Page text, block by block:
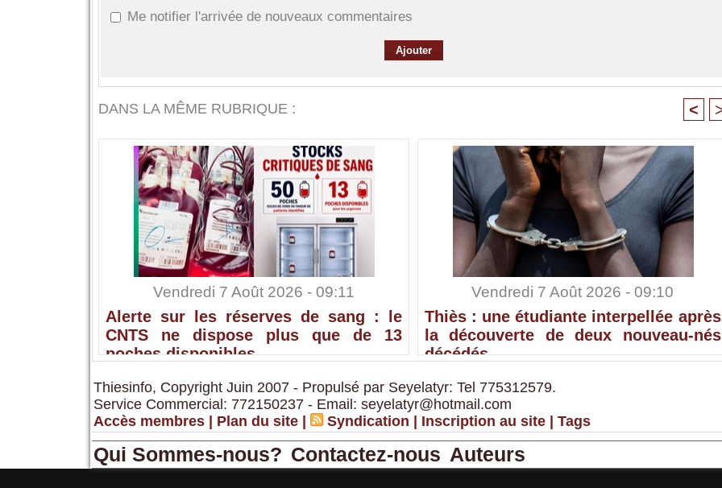
Me notifier l'arrivée de nouveaux commentaires
DANS LA MÊME RUBRIQUE : <
Vendredi 7 Août 2026 - 09:11
Alerte sur les réserves de sang : le
CNTS ne dispose plus que de 13
poches disponibles
Vendredi 7 Août 2026 - 09:10
Thiès : une étudiante interpellée après
la découverte de deux nouveau-nés
décédés
Thiesinfo, Copyright Juin 2007 - Propulsé par Seyelatyr: Tel 775312579.
Service Commercial: 772150237 - Email: seyelatyr@hotmail.com
Accès membres
Plan du site Syndication Inscription au site Tags
Qui Sommes-nous? Contactez-nous Auteurs